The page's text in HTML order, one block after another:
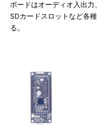
ボードはオーディオ入出力
SDカードスロットなど各
る。